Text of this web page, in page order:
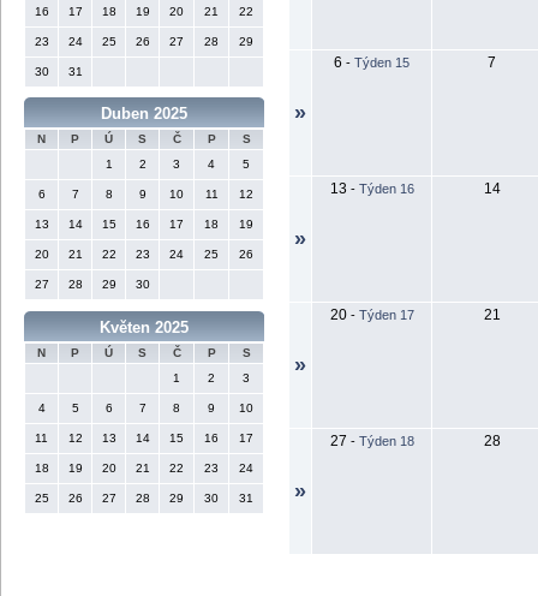
16 17 18 19 20 21 22
23 24 25 26 27 28 29
30 31
Duben 2025
N P Ú S Č P
S
1
2 3 4 5
6 7 8 9 10 11 12
13 14 15 16 17 18 19
20 21 22 23 24 25 26
27 28 29 30
Květen 2025
N P Ú S Č P
S
1
2 3
4 5 6 7 8 9 10
11 12 13 14 15 16 17
18 19 20 21 22 23 24
25 26 27 28 29 30 31
»
6 - Týden 15 7
»
13 - Týden 16 14
»
20- Týden 17 21
»
27 - Týden 18 28